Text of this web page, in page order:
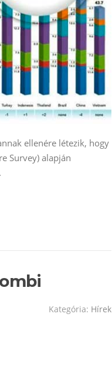
ellenére létezik, hogy
Survey) alapján
Kategória: Hírek